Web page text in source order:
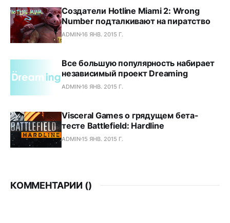
Создатели Hotline Miami 2: Wrong
Number подталкивают на пиратство
ADMIN16 ЯНВ. 2015 Г.
Все большую популярность набирает
независимый проект Dreaming
ADMIN16 ЯНВ. 2015 Г.
Visceral Games о грядущем бета-
тесте Battlefield: Hardline
ADMIN15 ЯНВ. 2015 Г.
КОММЕНТАРИИ ()